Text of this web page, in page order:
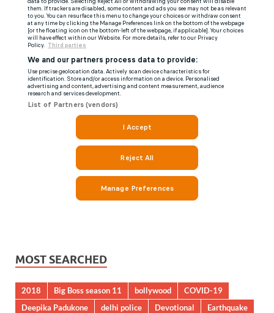
MOST SEARCHED
2018 Big Boss season 11 bollywood
COVID-19
Deepika Padukone
delhi police Devotional
Earthquake